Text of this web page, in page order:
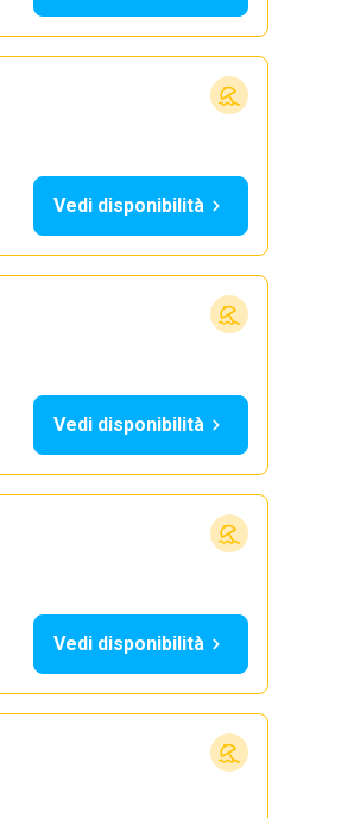
Vedi disponibilità
Vedi disponibilità
Vedi disponibilità